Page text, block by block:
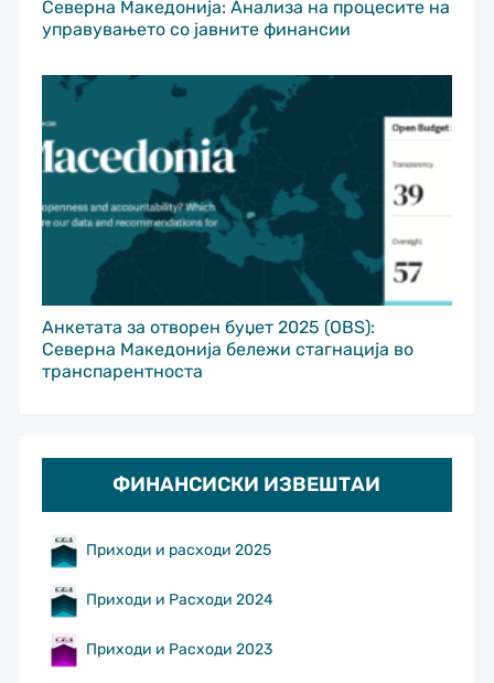
Северна Македонија: Анализа на процесите на
управувањето со јавните финансии
Анкетата за отворен буџет 2025 (OBS):
Северна Македонија бележи стагнација во
транспарентноста
ФИНАНСИСКИ ИЗВЕШТАИ
Приходи и расходи 2025
Приходи и Расходи 2024
Приходи и Расходи 2023